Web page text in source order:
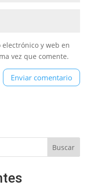
y web en
vez que comente.